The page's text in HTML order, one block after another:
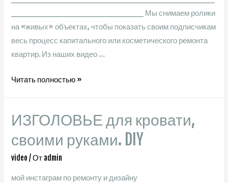
__________________________ Мы снимаем ролики
на «живых» объектах, чтобы показать своим подписчикам
весь процесс капитального или косметического ремонта
квартир. Из наших видео …
Современный
ремонт
под
ключ.
Цена
Читать полностью »
ИЗГОЛОВЬЕ для кровати,
своими руками. DIY
video / От admin
мой инстаграм по ремонту и дизайну